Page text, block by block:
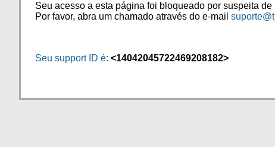
Seu acesso a esta página foi bloqueado por suspeita de
Por favor, abra um chamado através do e-mail
Seu support ID é: <14042045722469208182>